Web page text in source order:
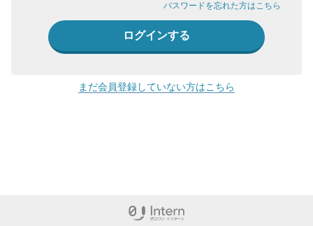
パスワードを忘れた方はこちら
まだ会員登録していない方はこちら